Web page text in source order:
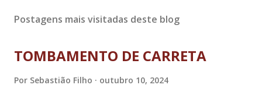
Postagens mais visitadas deste blog
TOMBAMENTO DE CARRETA
Por Sebastião Filho outubro 10, 2024